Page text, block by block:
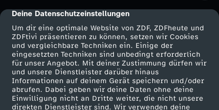
cmp-dialog-description
Deine Datenschutzeinstellungen
Um dir eine optimale Website von ZDF, ZDFheute und
ZDFtivi präsentieren zu können, setzen wir Cookies
und vergleichbare Techniken ein. Einige der
eingesetzten Techniken sind unbedingt erforderlich
für unser Angebot. Mit deiner Zustimmung dürfen wir
und unsere Dienstleister darüber hinaus
Informationen auf deinem Gerät speichern und/oder
abrufen. Dabei geben wir deine Daten ohne deine
Einwilligung nicht an Dritte weiter, die nicht unsere
direkten Dienstleister sind. Wir verwenden deine
c
h
e
n
Mehr ZDF
ZDF-Apps
Smart TV
Service
ZDFmitreden
Kontakt zum ZDF